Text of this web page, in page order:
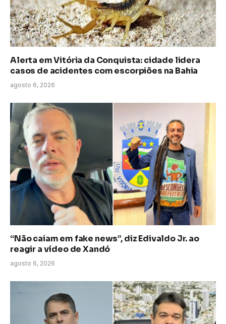
Alerta em Vitória da Conquista: cidade lidera
casos de acidentes com escorpiões na Bahia
agosto 6, 2026
“Não caiam em fake news”, diz Edivaldo Jr. ao
reagir a vídeo de Xandó
agosto 6, 2026